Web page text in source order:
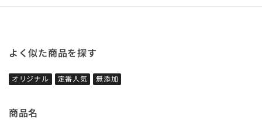
よく似た商品を探す
オリジナル 定番人気 無添加
商品名